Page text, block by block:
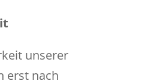
unserer
erst nach